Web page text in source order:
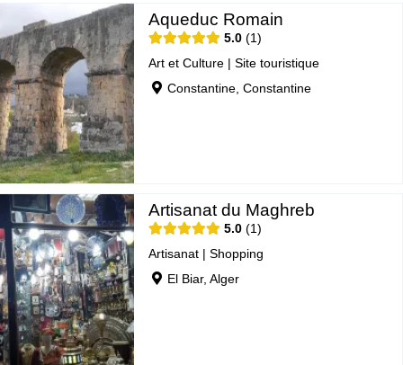
Aqueduc Romain
5.0
1
Art et Culture |Site touristique
Constantine, Constantine
Artisanat du Maghreb
5.0
1
Artisanat |Shopping
El Biar, Alger